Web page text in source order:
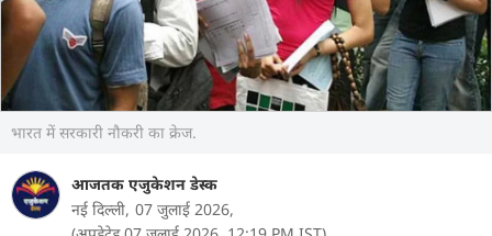
भारत में सरकारी नौकरी का क्रेज.
आजतक एजुकेशन डेस्क
नई दिल्ली, 07 जुलाई 2026,